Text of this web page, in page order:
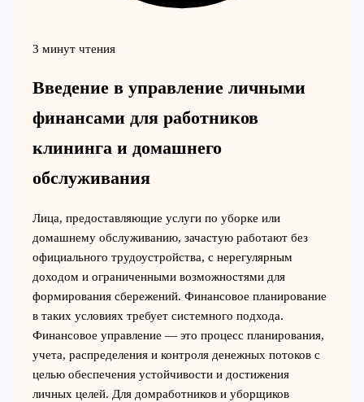
3 минут чтения
Введение в управление личными
финансами для работников
клининга и домашнего
обслуживания
Лица, предоставляющие услуги по уборке или
домашнему обслуживанию, зачастую работают без
официального трудоустройства, с нерегулярным
доходом и ограниченными возможностями для
формирования сбережений. Финансовое планирование
в таких условиях требует системного подхода.
Финансовое управление — это процесс планирования,
учета, распределения и контроля денежных потоков с
целью обеспечения устойчивости и достижения
личных целей. Для домработников и уборщиков